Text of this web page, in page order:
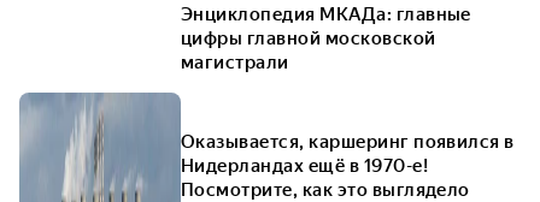
Энциклопедия МКАДа: главные
цифры главной московской
магистрали
Оказывается, каршеринг появился в
Нидерландах ещё в 1970-е!
Посмотрите, как это выглядело